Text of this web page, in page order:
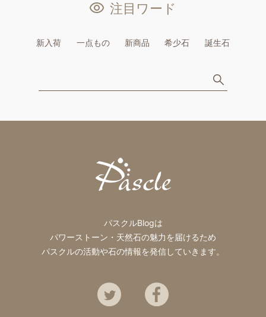
注目ワード
新入荷 一点もの 新商品 希少石 誕生石
パスクルBlogは
パワーストーン・天然石の魅力を届けるため
パスクルの活動や石の情報を発信していきます。
Twitter